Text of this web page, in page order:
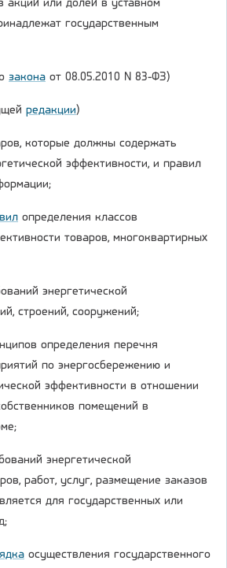
акций или долей в уставном
государственным
закона от 08.05.2010 N 83-ФЗ)
редакции)
которые должны содержать
эффективности, и правил
определения классов
товаров, многоквартирных
энергетической
строений, сооружений;
определения перечня
по энергосбережению и
эффективности в отношении
помещений в
энергетической
работ, услуг, размещение заказов
для государственных или
осуществления государственного